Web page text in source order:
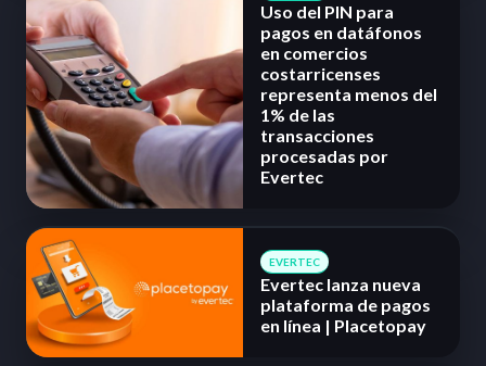
Uso del PIN para
pagos en datáfonos
en comercios
costarricenses
representa menos del
1% de las
transacciones
procesadas por
Evertec
EVERTEC
Evertec lanza nueva
plataforma de pagos
en línea | Placetopay